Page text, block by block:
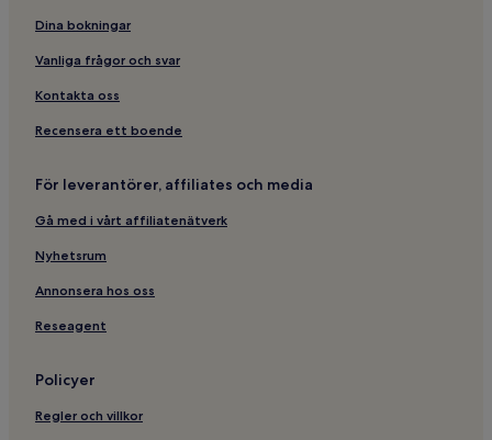
Dina bokningar
Vanliga frågor och svar
Kontakta oss
Recensera ett boende
För leverantörer, affiliates och media
Gå med i vårt affiliatenätverk
Nyhetsrum
Annonsera hos oss
Reseagent
Policyer
Regler och villkor